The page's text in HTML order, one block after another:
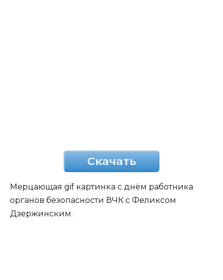
Скачать
Мерцающая gif картинка с днём работника
органов безопасности ВЧК с Феликсом
Дзержинским.